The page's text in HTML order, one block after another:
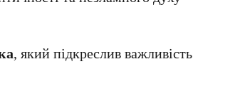
, який підкреслив важливість